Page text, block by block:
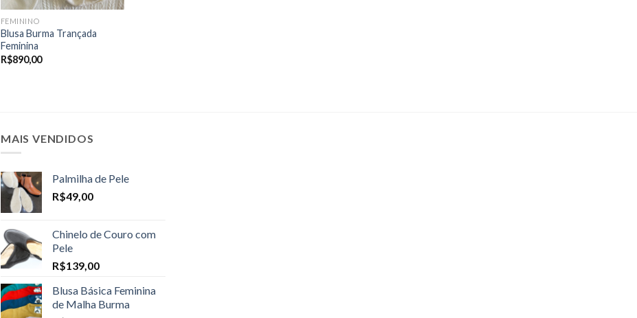
FEMININO
Blusa Burma Trançada
Feminina
R$890,00
MAIS VENDIDOS
Palmilha de Pele
R$49,00
Chinelo de Couro com
Pele
R$139,00
Blusa Básica Feminina
de Malha Burma